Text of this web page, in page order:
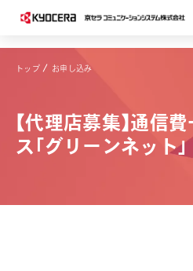
トップ お申し込み
【代理店募集】通信
ス「グリーンネット」